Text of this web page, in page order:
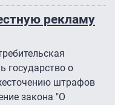
рекламу
государство о
штрафов
закона "О